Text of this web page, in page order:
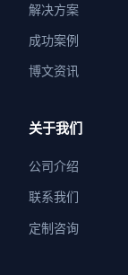
解决方案
成功案例
博文资讯
关于我们
公司介绍
联系我们
定制咨询